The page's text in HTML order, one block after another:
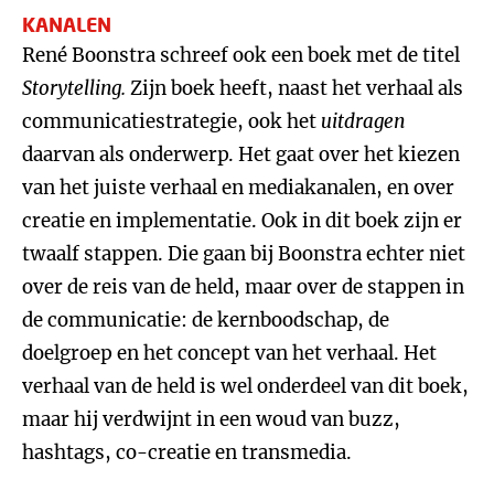
KANALEN
René Boonstra schreef ook een boek met de titel
Storytelling. Zijn boek heeft, naast het verhaal als
communicatiestrategie, ook het uitdragen
daarvan als onderwerp. Het gaat over het kiezen
van het juiste verhaal en mediakanalen, en over
creatie en implementatie. Ook in dit boek zijn er
twaalf stappen. Die gaan bij Boonstra echter niet
over de reis van de held, maar over de stappen in
de communicatie: de kernboodschap, de
doelgroep en het concept van het verhaal. Het
verhaal van de held is wel onderdeel van dit boek,
maar hij verdwijnt in een woud van buzz,
hashtags, co-creatie en transmedia.